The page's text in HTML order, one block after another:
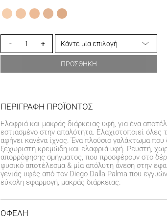
- +
ΠΡΟΣΘΗΚΗ
ΠΕΡΙΓΡΑΦΗ ΠΡΟΪΟΝΤΟΣ
Ελαφριά και μακράς διάρκειας υφή, για ένα
εστιασμένο στην απαλότητα. Ελαχιστοποιεί όλες
αφήνει κανένα ίχνος. Ένα πλούσιο γαλάκτωμα που
ξεχωριστή κρεμώδη και ελαφριά υφή. Ρευστή,
απορρόφησης σμήγματος, που προσφέρουν στο
φυσικό αποτέλεσμα & μία απόλυτη άνεση στην
γενιάς υφές από τον Diego Dalla Palma που
εύκολη εφαρμογή, μακράς διάρκειας.
ΟΦΕΛΗ